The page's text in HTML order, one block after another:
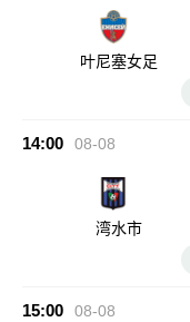
叶尼塞女足
14:00 08-08
湾水市
15:00 08-08